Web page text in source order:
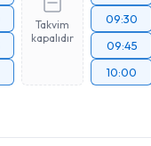
Takvim
kapalıdır
09:30
09:45
10:00